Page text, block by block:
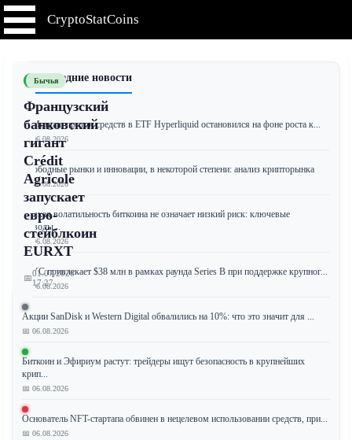
CryptoStatCoins
Бычья
Французский
банковский
гигант
Crédit
Agricole
запускает
евро-
стейблкоин
EURXT
📅01.07.2026
17:27
Французский
банковский
гигант
Agricole
официально
📰 Последние новости
JPMorgan: приток средств в ETF Hyperliquid остановился на фоне роста к...
📅 06.08.2026
Свободные рынки и инновации, в некоторой степени: анализ крипторынка
📅 06.08.2026
Низкая волатильность биткоина не означает низкий риск: ключевые
выводы...
📅 06.08.2026
JPYC привлекает $38 млн в рамках раунда Series B при поддержке крупног...
📅 06.08.2026
Акции SanDisk и Western Digital обвалились на 10%: что это значит для ...
📅 06.08.2026
Биткоин и Эфириум растут: трейдеры ищут безопасность в крупнейших
крип...
📅 06.08.2026
Основатель NFT-стартапа обвинен в нецелевом использовании средств, при...
📅 06.08.2026